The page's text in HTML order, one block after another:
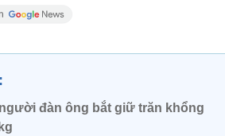
đàn ông bắt giữ trăn khổng